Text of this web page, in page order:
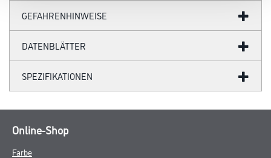
GEFAHRENHINWEISE
DATENBLÄTTER
SPEZIFIKATIONEN
Online-Shop
Farbe